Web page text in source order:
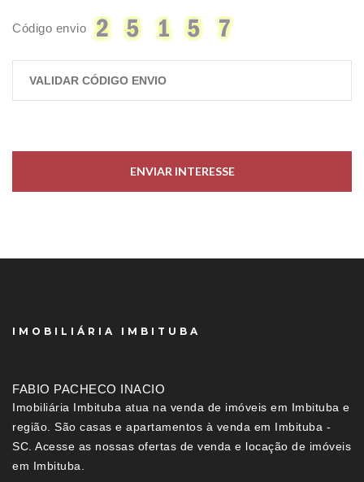
Código envio
ENVIAR INTERESSE
IMOBILIÁRIA IMBITUBA
FABIO PACHECO INACIO
Imobiliária Imbituba atua na venda de imóveis em Imbituba e
região. São casas e apartamentos à venda em Imbituba -
SC. Acesse as nossas ofertas de venda e locação de imóveis
em Imbituba.